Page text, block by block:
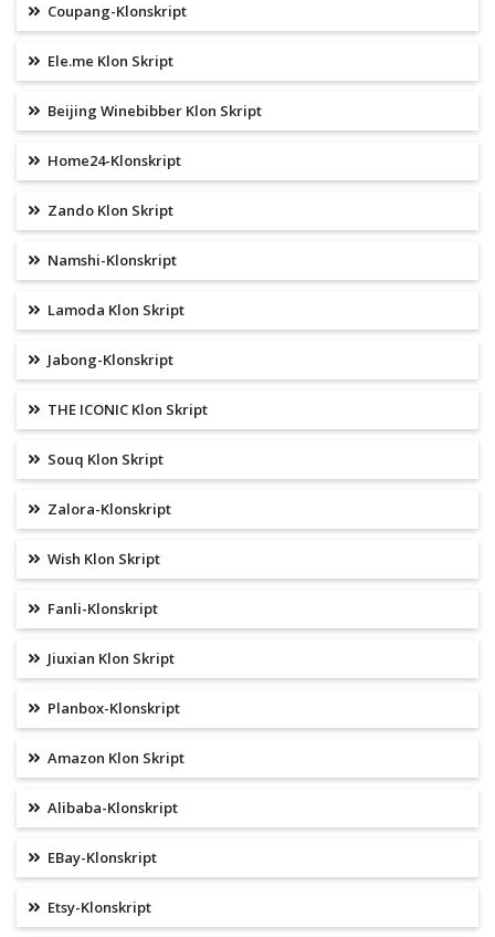
Coupang-Klonskript
Ele.me Klon Skript
Beijing Winebibber Klon Skript
Home24-Klonskript
Zando Klon Skript
Namshi-Klonskript
Lamoda Klon Skript
Jabong-Klonskript
THE ICONIC Klon Skript
Souq Klon Skript
Zalora-Klonskript
Wish Klon Skript
Fanli-Klonskript
Jiuxian Klon Skript
Planbox-Klonskript
Amazon Klon Skript
Alibaba-Klonskript
EBay-Klonskript
Etsy-Klonskript